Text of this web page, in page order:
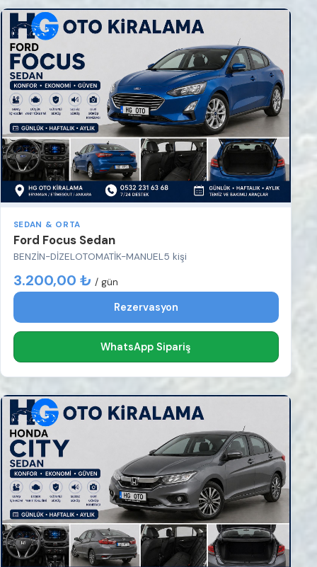
SEDAN & ORTA
Ford Focus Sedan
BENZİN-DİZELOTOMATİK-MANUEL5 kişi
3.200,00 ₺ / gün
Rezervasyon
WhatsApp Sipariş